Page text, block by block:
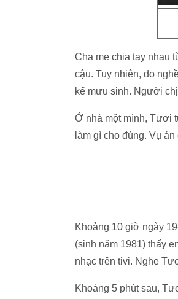
Cha mẹ chia tay nhau
cậu. Tuy nhiên, do
kế mưu sinh. Người
Ở nhà một mình, Tươi
làm gì cho đúng. Vụ
Khoảng 10 giờ ngày
(sinh năm 1981) thấy
nhạc trên tivi. Nghe
Khoảng 5 phút sau,